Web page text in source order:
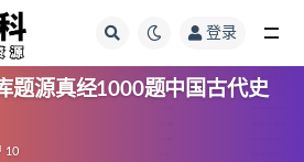
登录
题源真经1000题中国古代史
10